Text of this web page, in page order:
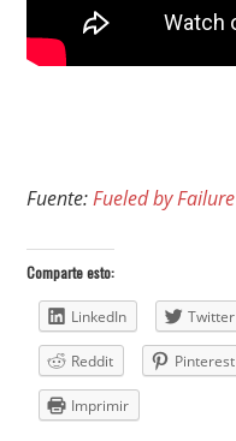
Fuente:Fueled by Failure
Comparte esto:
LinkedIn Twitter
Reddit Pinterest
Imprimir